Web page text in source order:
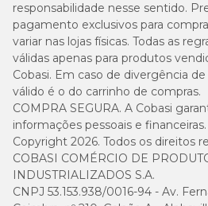
responsabilidade nesse sentido.
pagamento exclusivos para
variar nas lojas físicas. Todas as
válidas apenas para produtos
Cobasi. Em caso de divergência
válido é o do carrinho de compras.
COMPRA SEGURA. A Cobasi
informações pessoais e financeiras.
Copyright 2026. Todos os direitos
COBASI COMÉRCIO DE
INDUSTRIALIZADOS S.A.
CNPJ 53.153.938/0016-94 - Av.